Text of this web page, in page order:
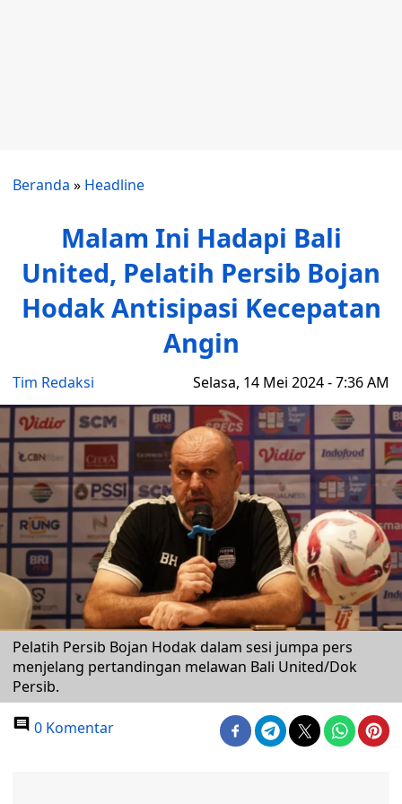
Beranda » Headline
Malam Ini Hadapi Bali
United, Pelatih Persib Bojan
Hodak Antisipasi Kecepatan
Angin
Tim Redaksi Selasa, 14 Mei 2024 - 7:36 AM
Pelatih Persib Bojan Hodak dalam sesi jumpa pers
menjelang pertandingan melawan Bali United/Dok
Persib.
0 Komentar